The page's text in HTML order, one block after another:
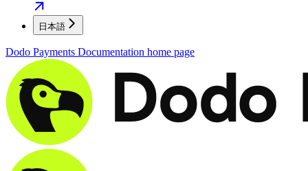
日本語
Dodo Payments Documentation home page